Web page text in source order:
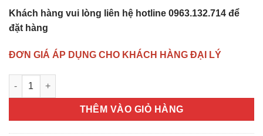
Khách hàng vui lòng liên hệ hotline 0963.132.714 để
đặt hàng
ĐƠN GIÁ ÁP DỤNG CHO KHÁCH HÀNG ĐẠI LÝ
Kệ đa năng mặt lưới 3 tầng D120 x R40 x C100 cm, 01 tăng
THÊM VÀO GIỎ HÀNG